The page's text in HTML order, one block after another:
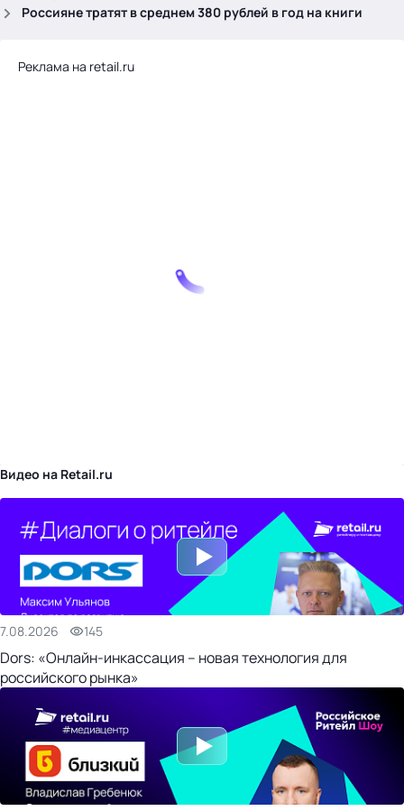
Россияне тратят в среднем 380 рублей в год на книги
Реклама на retail.ru
Видео на Retail.ru
7.08.2026 145
Dors: «Онлайн-инкассация – новая технология для
российского рынка»